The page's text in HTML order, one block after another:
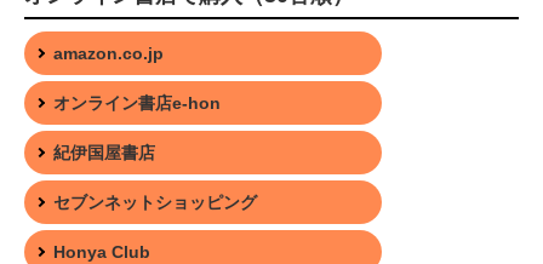
amazon.co.jp
オンライン書店e-hon
紀伊国屋書店
セブンネットショッピング
Honya Club